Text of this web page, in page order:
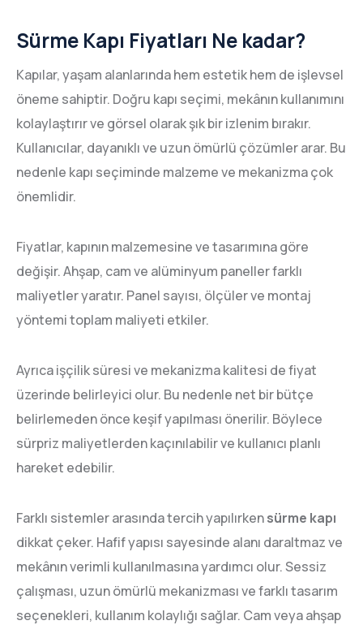
Sürme Kapı Fiyatları Ne kadar?
Kapılar, yaşam alanlarında hem estetik hem de işlevsel
öneme sahiptir. Doğru kapı seçimi, mekânın kullanımını
kolaylaştırır ve görsel olarak şık bir izlenim bırakır.
Kullanıcılar, dayanıklı ve uzun ömürlü çözümler arar. Bu
nedenle kapı seçiminde malzeme ve mekanizma çok
önemlidir.
Fiyatlar, kapının malzemesine ve tasarımına göre
değişir. Ahşap, cam ve alüminyum paneller farklı
maliyetler yaratır. Panel sayısı, ölçüler ve montaj
yöntemi toplam maliyeti etkiler.
Ayrıca işçilik süresi ve mekanizma kalitesi de fiyat
üzerinde belirleyici olur. Bu nedenle net bir bütçe
belirlemeden önce keşif yapılması önerilir. Böylece
sürpriz maliyetlerden kaçınılabilir ve kullanıcı planlı
hareket edebilir.
Farklı sistemler arasında tercih yapılırkensürme kapı
dikkat çeker. Hafif yapısı sayesinde alanı daraltmaz ve
mekânın verimli kullanılmasına yardımcı olur. Sessiz
çalışması, uzun ömürlü mekanizması ve farklı tasarım
seçenekleri, kullanım kolaylığı sağlar. Cam veya ahşap